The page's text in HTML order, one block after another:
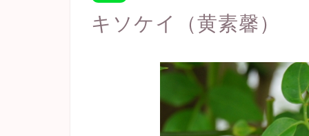
キソケイ（黄素馨）